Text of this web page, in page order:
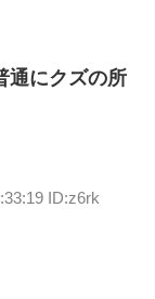
通にクズの所
ID:z6rk